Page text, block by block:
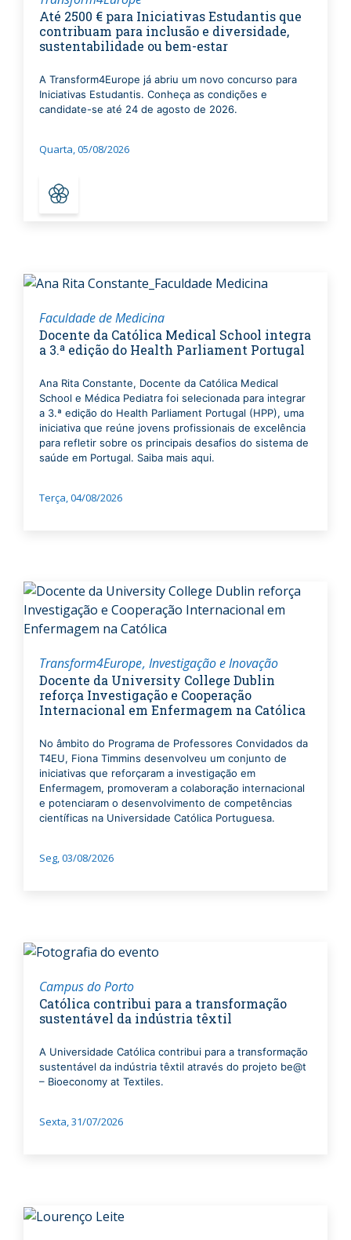
Até 2500 € para Iniciativas Estudantis que
contribuam para inclusão e diversidade,
sustentabilidade ou bem-estar
A Transform4Europe já abriu um novo concurso para
Iniciativas Estudantis. Conheça as condições e
candidate-se até 24 de agosto de 2026.
Quarta, 05/08/2026
Faculdade de Medicina
Docente da Católica Medical School integra
a 3.ª edição do Health Parliament Portugal
Ana Rita Constante, Docente da Católica Medical
School e Médica Pediatra foi selecionada para integrar
a 3.ª edição do Health Parliament Portugal (HPP), uma
iniciativa que reúne jovens profissionais de excelência
para refletir sobre os principais desafios do sistema de
saúde em Portugal. Saiba mais aqui.
Terça, 04/08/2026
Transform4Europe Investigação e Inovação
Docente da University College Dublin
reforça Investigação e Cooperação
Internacional em Enfermagem na Católica
No âmbito do Programa de Professores Convidados da
T4EU, Fiona Timmins desenvolveu um conjunto de
iniciativas que reforçaram a investigação em
Enfermagem, promoveram a colaboração internacional
e potenciaram o desenvolvimento de competências
científicas na Universidade Católica Portuguesa.
Seg, 03/08/2026
Campus do Porto
Católica contribui para a transformação
sustentável da indústria têxtil
A Universidade Católica contribui para a transformação
sustentável da indústria têxtil através do projeto be@t
– Bioeconomy at Textiles.
Sexta, 31/07/2026